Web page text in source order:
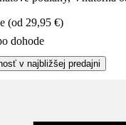
(od 29,95 €)
dohode
v najbližšej predajni